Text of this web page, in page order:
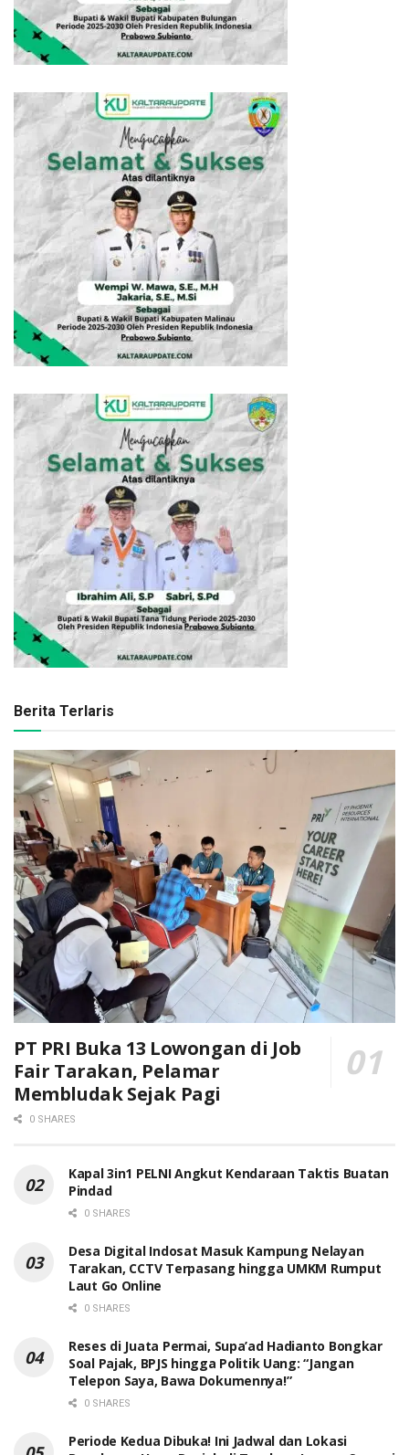
Berita Terlaris
PT PRI Buka 13 Lowongan di Job
Fair Tarakan, Pelamar
Membludak Sejak Pagi
0 SHARES
Kapal 3in1 PELNI Angkut Kendaraan Taktis Buatan
Pindad
0 SHARES
Desa Digital Indosat Masuk Kampung Nelayan
Tarakan, CCTV Terpasang hingga UMKM Rumput
Laut Go Online
0 SHARES
Reses di Juata Permai, Supa’ad Hadianto Bongkar
Soal Pajak, BPJS hingga Politik Uang: “Jangan
Telepon Saya, Bawa Dokumennya!”
0 SHARES
Periode Kedua Dibuka! Ini Jadwal dan Lokasi